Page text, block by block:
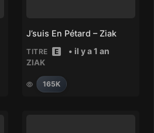
J’suis En Pétard – Ziak
TITRE E • il y a 1 an
ZIAK
165K